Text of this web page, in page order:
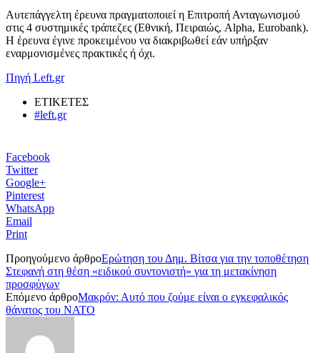
Αυτεπάγγελτη έρευνα πραγματοποιεί η Επιτροπή Ανταγωνισμού
στις 4 συστημικές τράπεζες (Εθνική, Πειραιώς, Alpha, Eurobank).
Η έρευνα έγινε προκειμένου να διακριβωθεί εάν υπήρξαν
εναρμονισμένες πρακτικές ή όχι.
Πηγή Left.gr
ΕΤΙΚΕΤΕΣ
#left.gr
Facebook
Twitter
Google+
Pinterest
WhatsApp
Email
Print
Προηγούμενο άρθροΕρώτηση του Δημ. Βίτσα για την τοποθέτηση
Στεφανή στη θέση «ειδικού συντονιστή» για τη μετακίνηση
προσφύγων
Επόμενο άρθροΜακρόν: Αυτό που ζούμε είναι ο εγκεφαλικός
θάνατος του ΝΑΤΟ